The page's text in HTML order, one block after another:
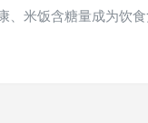
、米饭含糖量成为饮